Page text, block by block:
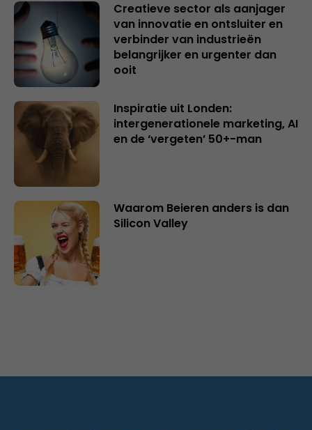
Creatieve sector als aanjager
van innovatie en ontsluiter en
verbinder van industrieën
belangrijker en urgenter dan
ooit
Inspiratie uit Londen:
intergenerationele marketing, AI
en de ‘vergeten’ 50+-man
Waarom Beieren anders is dan
Silicon Valley